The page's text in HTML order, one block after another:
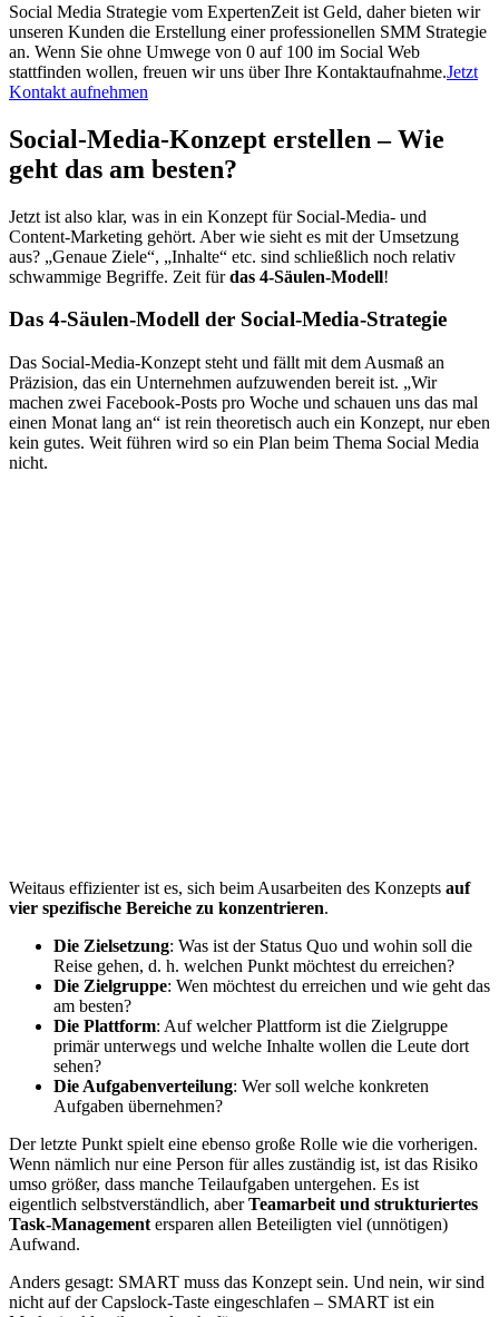
Social Media Strategie vom ExpertenZeit ist Geld, daher bieten wir
unseren Kunden die Erstellung einer professionellen SMM Strategie
an. Wenn Sie ohne Umwege von 0 auf 100 im Social Web
stattfinden wollen, freuen wir uns über Ihre Kontaktaufnahme.Jetzt
Kontakt aufnehmen
Social-Media-Konzept erstellen – Wie
geht das am besten?
Jetzt ist also klar, was in ein Konzept für Social-Media- und
Content-Marketing gehört. Aber wie sieht es mit der Umsetzung
aus? „Genaue Ziele“, „Inhalte“ etc. sind schließlich noch relativ
schwammige Begriffe. Zeit fürdas 4-Säulen-Modell!
Das 4-Säulen-Modell der Social-Media-Strategie
Das Social-Media-Konzept steht und fällt mit dem Ausmaß an
Präzision, das ein Unternehmen aufzuwenden bereit ist. „Wir
machen zwei Facebook-Posts pro Woche und schauen uns das mal
einen Monat lang an“ ist rein theoretisch auch ein Konzept, nur eben
kein gutes. Weit führen wird so ein Plan beim Thema Social Media
nicht.
Weitaus effizienter ist es, sich beim Ausarbeiten des Konzepts auf
vier spezifische Bereiche zu konzentrieren.
Die Zielsetzung: Was ist der Status Quo und wohin soll die
Reise gehen, d. h. welchen Punkt möchtest du erreichen?
Die Zielgruppe: Wen möchtest du erreichen und wie geht das
am besten?
Die Plattform: Auf welcher Plattform ist die Zielgruppe
primär unterwegs und welche Inhalte wollen die Leute dort
sehen?
Die Aufgabenverteilung: Wer soll welche konkreten
Aufgaben übernehmen?
Der letzte Punkt spielt eine ebenso große Rolle wie die vorherigen.
Wenn nämlich nur eine Person für alles zuständig ist, ist das Risiko
umso größer, dass manche Teilaufgaben untergehen. Es ist
eigentlich selbstverständlich, aberTeamarbeit und strukturiertes
Task-Management ersparen allen Beteiligten viel (unnötigen)
Aufwand.
Anders gesagt: SMART muss das Konzept sein. Und nein, wir sind
nicht auf der Capslock-Taste eingeschlafen – SMART ist ein